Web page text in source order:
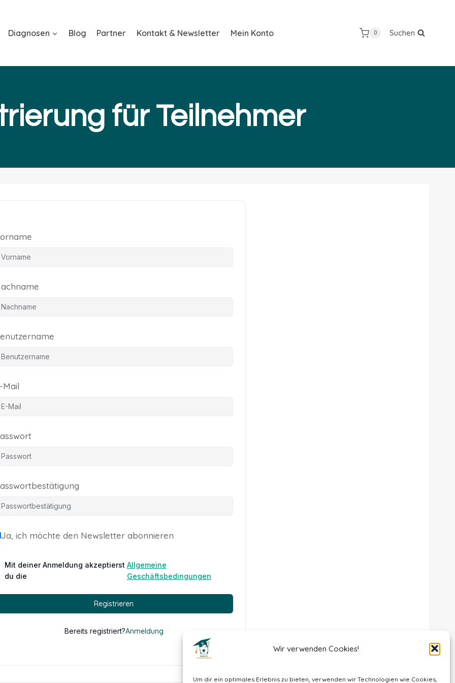
Wir verwenden Cookies!
Um dir ein optimales Erlebnis zu bieten, verwenden wir Technologien wie Cookies,
Diagnosen Blog Partner Kontakt & Newsletter Mein Konto 0 Suchen
für Teilnehmer
Mail
Ja, ich möchte den Newsletter abonnieren
Mit deiner Anmeldung akzeptierst
du die
Allgemeine
Geschäftsbedingungen
Registrieren
Bereits registriert?Anmeldung